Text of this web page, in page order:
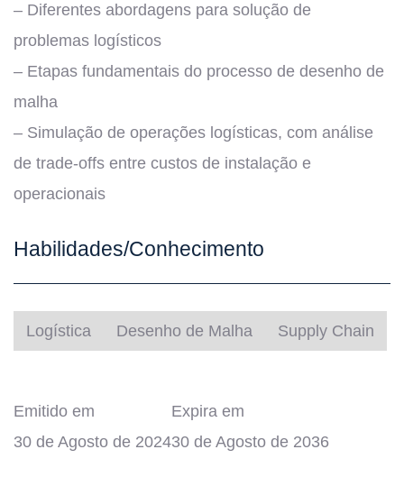
– Diferentes abordagens para solução de
problemas logísticos
– Etapas fundamentais do processo de desenho de
malha
– Simulação de operações logísticas, com análise
de trade-offs entre custos de instalação e
operacionais
Habilidades/Conhecimento
Logística Desenho de Malha Supply Chain
Emitido em
30 de Agosto de 2024
Expira em
30 de Agosto de 2036